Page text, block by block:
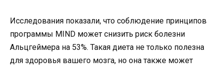
Исследования показали, что соблюдение принципов
программы MIND может снизить риск болезни
Альцгеймера на 53%. Такая диета не только полезна
для здоровья вашего мозга, но она также может